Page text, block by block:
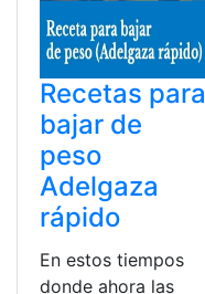
Recetas para
bajar de
peso
Adelgaza
rápido
En estos tiempos
donde ahora las